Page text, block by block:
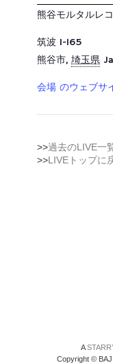
熊谷モルタルレ
筑波 1-165
熊谷市, 埼玉県
会場 のウェブサ
>>過去のLIVE一
>>LIVEトップに
A
Copyright © BAJ